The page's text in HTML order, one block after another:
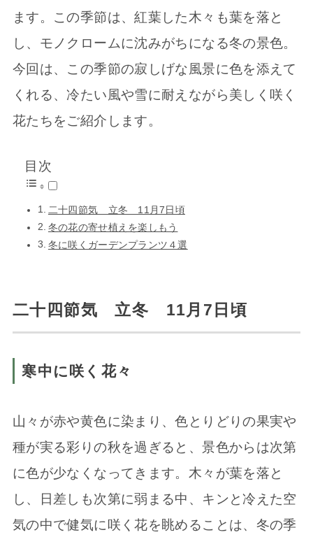
ます。この季節は、紅葉した木々も葉を落と
し、モノクロームに沈みがちになる冬の景色。
今回は、この季節の寂しげな風景に色を添えて
くれる、冷たい風や雪に耐えながら美しく咲く
花たちをご紹介します。
目次
二十四節気 立冬 11月7日頃
冬の花の寄せ植えを楽しもう
冬に咲くガーデンプランツ４選
二十四節気 立冬 11月7日頃
寒中に咲く花々
山々が赤や黄色に染まり、色とりどりの果実や
種が実る彩りの秋を過ぎると、景色からは次第
に色が少なくなってきます。木々が葉を落と
し、日差しも次第に弱まる中、キンと冷えた空
気の中で健気に咲く花を眺めることは、冬の季